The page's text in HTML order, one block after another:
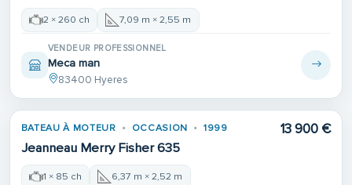
2 × 260 ch 7,09 m × 2,55 m
VENDEUR PROFESSIONNEL
Meca man
83400 Hyeres
BATEAU À MOTEUR OCCASION 1999
Jeanneau Merry Fisher 635
13 900 €
1 × 85 ch 6,37 m × 2,52 m